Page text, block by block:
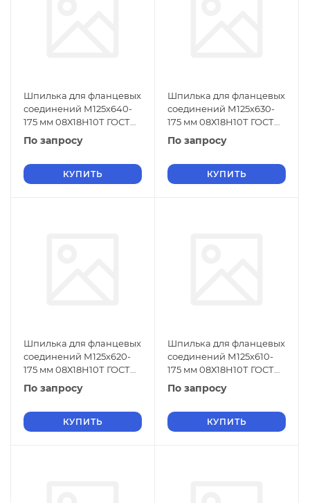
Шпилька для фланцевых
соединений М125х640-
175 мм 08Х18Н10Т ГОСТ
9066-75
По запросу
КУПИТЬ
Шпилька для фланцевых
соединений М125х630-
175 мм 08Х18Н10Т ГОСТ
9066-75
По запросу
КУПИТЬ
Шпилька для фланцевых
соединений М125х620-
175 мм 08Х18Н10Т ГОСТ
9066-75
По запросу
КУПИТЬ
Шпилька для фланцевых
соединений М125х610-
175 мм 08Х18Н10Т ГОСТ
9066-75
По запросу
КУПИТЬ